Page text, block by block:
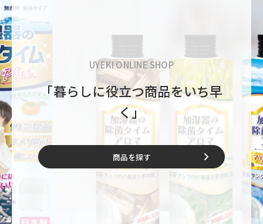
UYEKI ONLINE SHOP
「暮らしに役立つ商品をいち早
く」
商品を探す